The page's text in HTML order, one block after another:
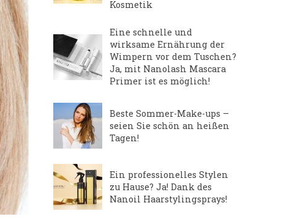
Kosmetik
Eine schnelle und
wirksame Ernährung der
Wimpern vor dem Tuschen?
Ja, mit Nanolash Mascara
Primer ist es möglich!
Beste Sommer-Make-ups –
seien Sie schön an heißen
Tagen!
Ein professionelles Stylen
zu Hause? Ja! Dank des
Nanoil Haarstylingsprays!